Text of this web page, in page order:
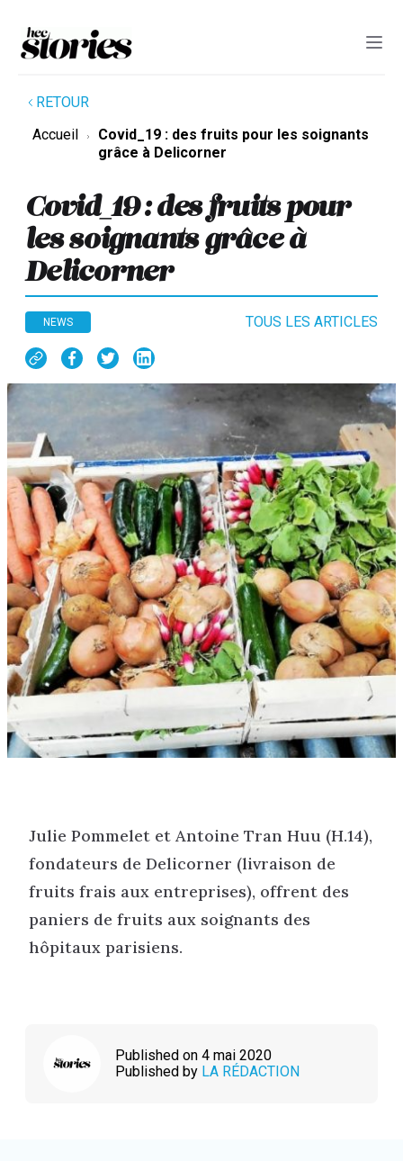
RETOUR
Accueil
Covid_19 : des fruits pour les soignants
grâce à Delicorner
Covid_19 : des fruits pour
les soignants grâce à
Delicorner
NEWS TOUS LES ARTICLES
Julie Pommelet et Antoine Tran Huu (H.14),
fondateurs de Delicorner (livraison de
fruits frais aux entreprises), offrent des
paniers de fruits aux soignants des
hôpitaux parisiens.
Published on 4 mai 2020
Published by LA RÉDACTION